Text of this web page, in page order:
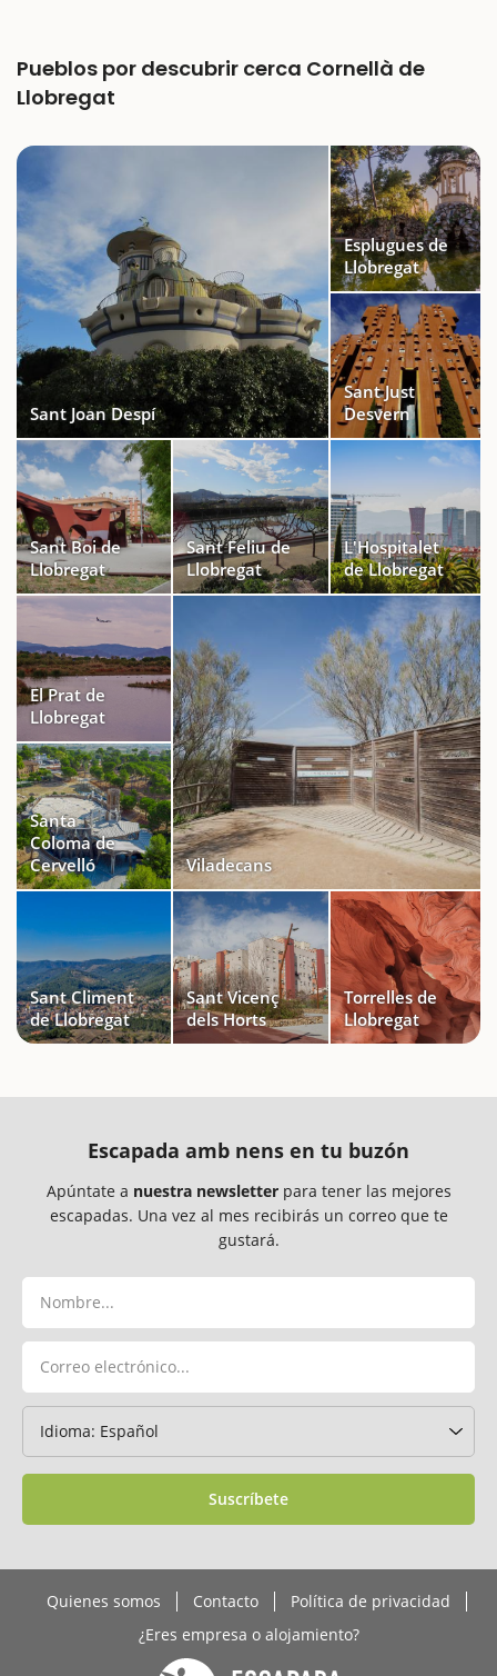
Pueblos por descubrir cerca Cornellà de
Llobregat
Sant Joan Despí
Esplugues de
Llobregat
Sant Just
Desvern
Sant Boi de
Llobregat
Sant Feliu de
Llobregat
L'Hospitalet
de Llobregat
El Prat de
Llobregat
Santa
Coloma de
Cervelló
Viladecans
Sant Climent
de Llobregat
Sant Vicenç
dels Horts
Torrelles de
Llobregat
Escapada amb nens en tu buzón
Apúntate a nuestra newsletterpara tener las mejores
escapadas. Una vez al mes recibirás un correo que te
gustará.
Suscríbete
Quienes somos Contacto
Política de privacidad
¿Eres empresa o alojamiento?